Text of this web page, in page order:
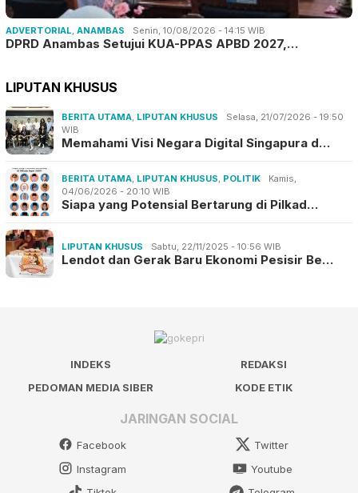
ADVERTORIAL ANAMBAS Senin, 10/08/2026 - 14:15 WIB
DPRD Anambas Setujui KUA-PPAS APBD 2027,…
LIPUTAN KHUSUS
BERITA UTAMA LIPUTAN KHUSUS
Selasa, 21/07/2026 - 19:50
WIB
Memahami Visi Negara Digital Singapura d…
BERITA UTAMA LIPUTAN KHUSUS POLITIK
Kamis,
04/06/2026 - 20:10 WIB
Siapa yang Potensial Bertarung di Pilkad…
LIPUTAN KHUSUS Sabtu, 22/11/2025 - 10:56 WIB
Lendot dan Gerak Baru Ekonomi Pesisir Be…
INDEKS
REDAKSI
PEDOMAN MEDIA SIBER
KODE ETIK
JARINGAN SOCIAL
Facebook
Twitter
Instagram
Youtube